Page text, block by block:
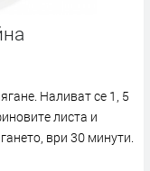
Наливат се 1, 5
листа и
ври 30 минути.